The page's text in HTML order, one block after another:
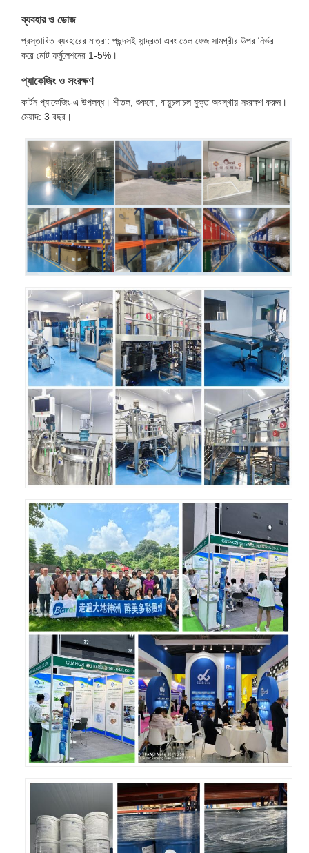
ব্যবহার ও ডোজ
প্রস্তাবিত ব্যবহারের মাত্রা: পছন্দসই সান্দ্রতা এবং তেল ফেজ সামগ্রীর উপর নির্ভর
করে মোট ফর্মুলেশনের 1-5%।
প্যাকেজিং ও সংরক্ষণ
কার্টন প্যাকেজিং-এ উপলব্ধ। শীতল, শুকনো, বায়ুচলাচল যুক্ত অবস্থায় সংরক্ষণ করুন।
মেয়াদ: 3 বছর।